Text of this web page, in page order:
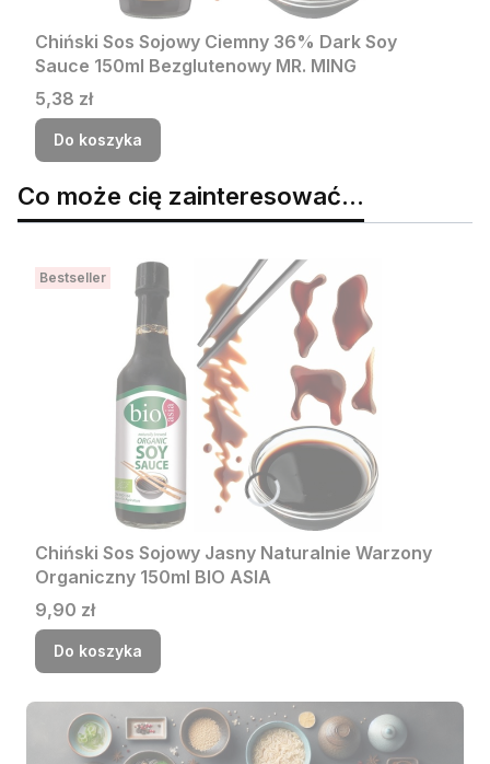
Chiński Sos Sojowy Ciemny 36% Dark Soy
Sauce 150ml Bezglutenowy MR. MING
Cena
5,38 zł
Do koszyka
Co może cię zainteresować...
Bestseller
Chiński Sos Sojowy Jasny Naturalnie Warzony
Organiczny 150ml BIO ASIA
Cena
9,90 zł
Do koszyka